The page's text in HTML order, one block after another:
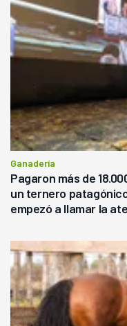
Ganadería
Pagaron más de
un ternero
empezó a llamar la